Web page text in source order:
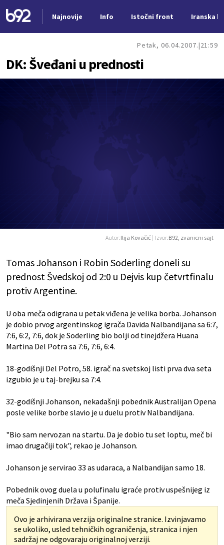
Najnovije Info Istočni front Iranska
Petak, 06.04.2007. 21:59
DK: Šveđani u prednosti
Autor:Ilija Kovačić | Izvor:B92, zvanicni sajt
Tomas Johanson i Robin Soderling doneli su
prednost Švedskoj od 2:0 u Dejvis kup četvrtfinalu
protiv Argentine.
U oba meča odigrana u petak viđena je velika borba. Johanson
je dobio prvog argentinskog igrača Davida Nalbandijana sa 6:7,
7:6, 6:2, 7:6, dok je Soderling bio bolji od tinejdžera Huana
Martina Del Potra sa 7:6, 7:6, 6:4.
18-godišnji Del Potro, 58. igrač na svetskoj listi prva dva seta
izgubio je u taj-brejku sa 7:4.
32-godišnji Johanson, nekadašnji pobednik Australijan Opena
posle velike borbe slavio je u duelu protiv Nalbandijana.
"Bio sam nervozan na startu. Da je dobio tu set loptu, meč bi
imao drugačiji tok", rekao je Johanson.
Johanson je servirao 33 as udaraca, a Nalbandijan samo 18.
Pobednik ovog duela u polufinalu igraće protiv uspešnijeg iz
meča Sjedinjenih Država i Španije.
Ovo je arhivirana verzija originalne stranice. Izvinjavamo
se ukoliko, usled tehničkih ograničenja, stranica i njen
sadržaj ne odgovaraju originalnoj verziji.